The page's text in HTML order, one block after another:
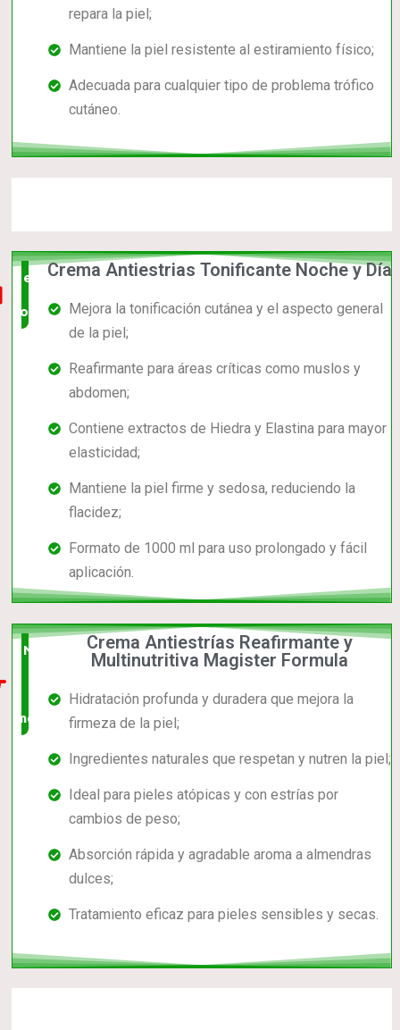
repara la piel;
Mantiene la piel resistente al estiramiento físico;
Adecuada para cualquier tipo de problema trófico
cutáneo.
el mas
completo
Crema Antiestrias Tonificante Noche y Día
Mejora la tonificación cutánea y el aspecto general
de la piel;
Reafirmante para áreas críticas como muslos y
abdomen;
Contiene extractos de Hiedra y Elastina para mayor
elasticidad;
Mantiene la piel firme y sedosa, reduciendo la
flacidez;
Formato de 1000 ml para uso prolongado y fácil
aplicación.
Nuevo
mercado
Crema Antiestrías Reafirmante y
Multinutritiva Magister Formula
Hidratación profunda y duradera que mejora la
firmeza de la piel;
Ingredientes naturales que respetan y nutren la piel;
Ideal para pieles atópicas y con estrías por
cambios de peso;
Absorción rápida y agradable aroma a almendras
dulces;
Tratamiento eficaz para pieles sensibles y secas.